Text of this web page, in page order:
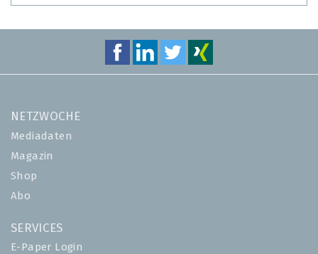
NETZWOCHE
Mediadaten
Magazin
Shop
Abo
SERVICES
E-Paper Login